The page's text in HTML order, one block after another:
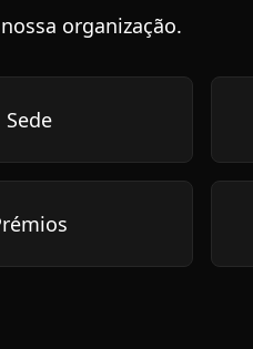
organização.
Sede